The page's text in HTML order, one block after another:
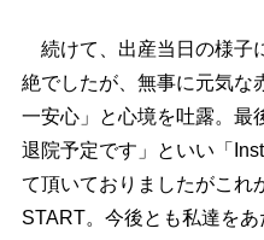
続けて、出産当日の様子
絶でしたが、無事に元気な
一安心」と心境を吐露。最
退院予定です」といい「
て頂いておりましたがこれ
START。今後とも私達を